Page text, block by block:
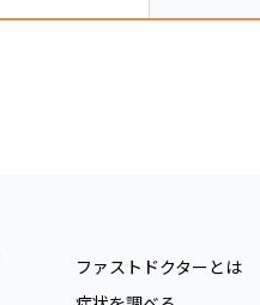
ファストドクターとは